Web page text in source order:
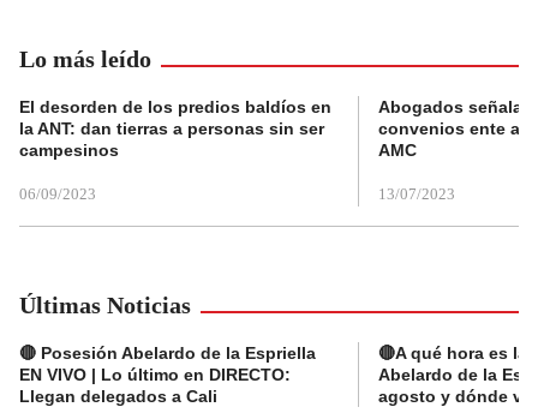
Lo más leído
El desorden de los predios baldíos en
la ANT: dan tierras a personas sin ser
campesinos
06/09/2023
Abogados
convenios ente
AMC
13/07/2023
Últimas Noticias
🔴 Posesión Abelardo de la Espriella
EN VIVO | Lo último en DIRECTO:
Llegan delegados a Cali
🔴A qué hora es la
Abelardo de la
agosto y dónde